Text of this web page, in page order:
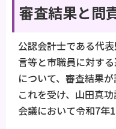
審査結果と問
公認会計士である代
言等と市職員に対す
について、審査結果
これを受け、山田真
会議において令和7年